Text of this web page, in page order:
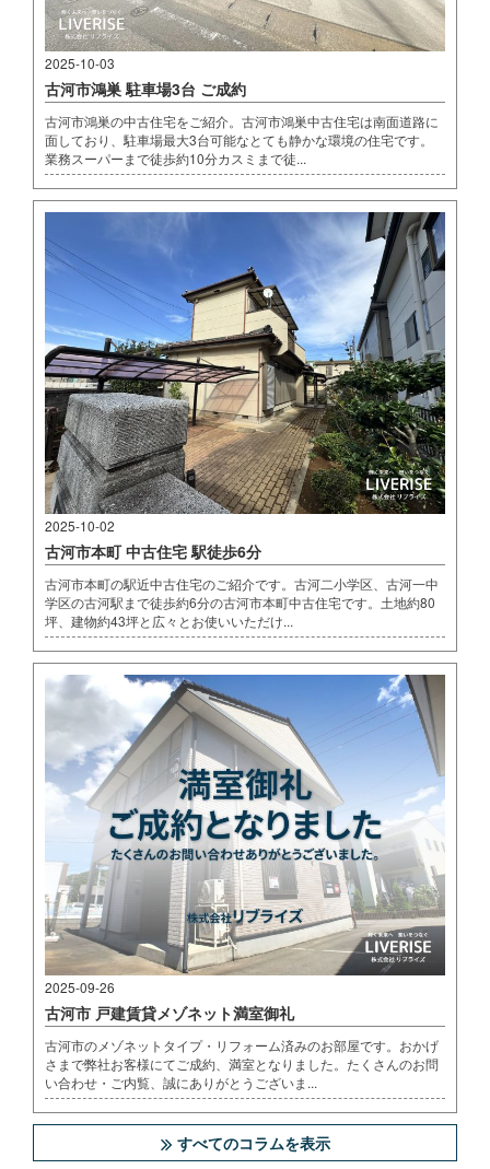
2025-10-03
古河市鴻巣 駐車場3台 ご成約
古河市鴻巣の中古住宅をご紹介。古河市鴻巣中古住宅は南面道路に
面しており、駐車場最大3台可能なとても静かな環境の住宅です。
業務スーパーまで徒歩約10分カスミまで徒...
2025-10-02
古河市本町 中古住宅 駅徒歩6分
古河市本町の駅近中古住宅のご紹介です。古河二小学区、古河一中
学区の古河駅まで徒歩約6分の古河市本町中古住宅です。土地約80
坪、建物約43坪と広々とお使いいただけ...
2025-09-26
古河市 戸建賃貸メゾネット満室御礼
古河市のメゾネットタイプ・リフォーム済みのお部屋です。おかげ
さまで弊社お客様にてご成約、満室となりました。たくさんのお問
い合わせ・ご内覧、誠にありがとうございま...
すべてのコラムを表示